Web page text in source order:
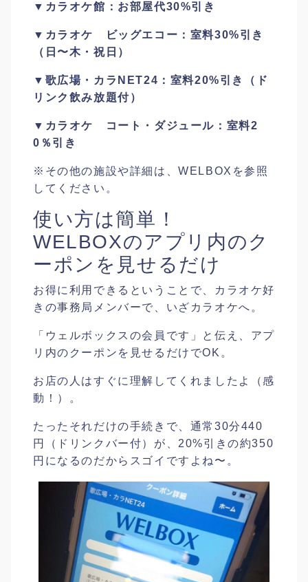
▼カラオケ館：お部屋代30%引き
▼カラオケ ビッグエコー：室料30%引き
（日〜木・祝日）
▼歌広場・カラNET24：室料20%引き（ド
リンク飲み放題付）
▼カラオケ コート・ダジュール：室料2
0％引き
※その他の施設や詳細は、WELBOXを参照
してください。
使い方は簡単！
WELBOXのアプリ内のク
ーポンを見せるだけ
お得に利用できるということで、カラオケ好
きの事務局メンバーで、いざカラオケへ。
「ウェルボックスの会員です」と伝え、アプ
リ内のクーポンを見せるだけでOK。
お店の人はすぐに理解してくれましたよ（感
動！）。
たったそれだけの手続きで、通常30分440
円（ドリンクバー付）が、20%引きの約350
円になるのだからスゴイですよね〜。